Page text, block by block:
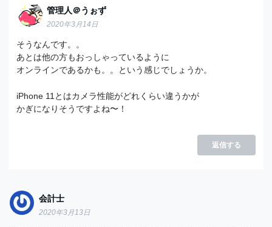
管理人＠うぉず
2020年3月14日
そうなんです。。
あとは他の方もおっしゃっているように
オンラインであるかも。。という感じでしょうか。
iPhone 11とはカメラ性能がどれくらい違うかが
かぎになりそうですよね〜！
返信する
会計士
2020年3月13日